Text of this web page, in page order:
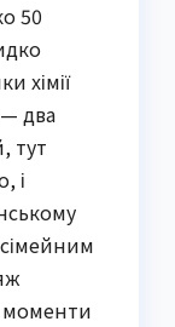
50
хімії
два
тут
і
моменти